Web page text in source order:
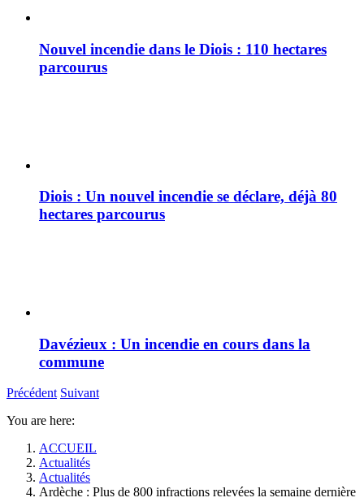
Nouvel incendie dans le Diois : 110 hectares
parcourus
Diois : Un nouvel incendie se déclare, déjà 80
hectares parcourus
Davézieux : Un incendie en cours dans la
commune
Précédent Suivant
You are here:
ACCUEIL
Actualités
Actualités
Ardèche : Plus de 800 infractions relevées la semaine dernière